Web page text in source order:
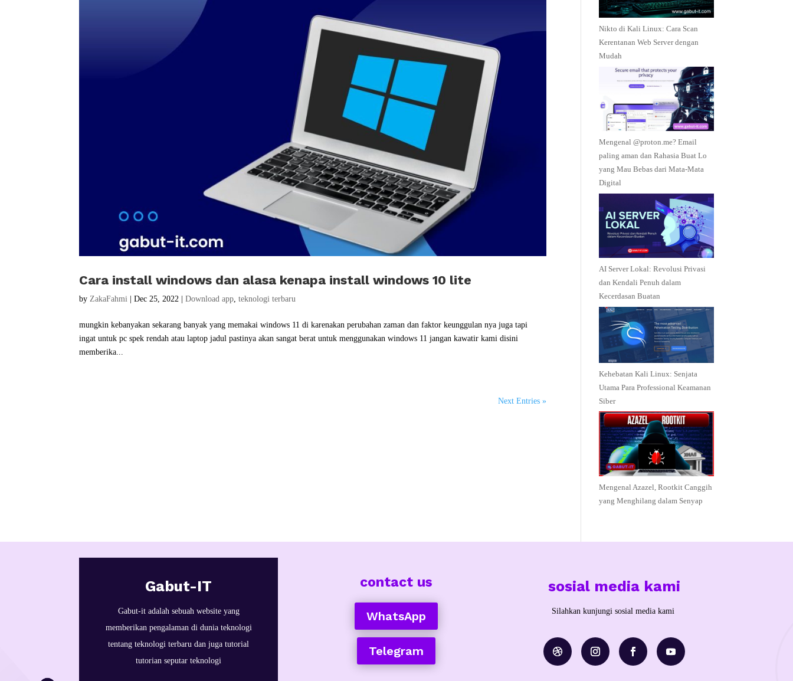
Cara install windows dan alasa kenapa install windows 10 lite
byZakaFahmi |Dec 25, 2022 |Download app,teknologi terbaru
mungkin kebanyakan sekarang banyak yang memakai windows 11 di karenakan perubahan zaman dan faktor keunggulan nya juga tapi
ingat untuk pc spek rendah atau laptop jadul pastinya akan sangat berat untuk menggunakan windows 11 jangan kawatir kami disini
memberika...
Next Entries »
Nikto di Kali Linux: Cara Scan
Kerentanan Web Server dengan
Mudah
Mengenal @proton.me? Email
paling aman dan Rahasia Buat Lo
yang Mau Bebas dari Mata-Mata
Digital
AI Server Lokal: Revolusi Privasi
dan Kendali Penuh dalam
Kecerdasan Buatan
Kehebatan Kali Linux: Senjata
Utama Para Professional Keamanan
Siber
Mengenal Azazel, Rootkit Canggih
yang Menghilang dalam Senyap
Gabut-IT
Gabut-it adalah sebuah website yang
memberikan pengalaman di dunia teknologi
tentang teknologi terbaru dan juga tutorial
tutorian seputar teknologi
contact us
WhatsApp
Telegram
sosial media kami
Silahkan kunjungi sosial media kami